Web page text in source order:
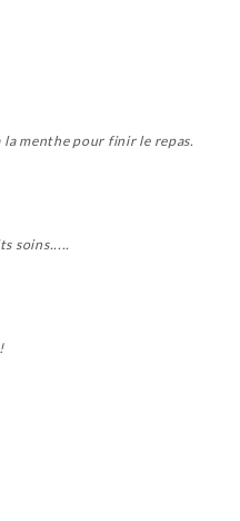
menthe pour finir le repas.
soins.....